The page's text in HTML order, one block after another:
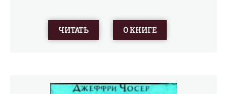
ЧИТАТЬ О КНИГЕ